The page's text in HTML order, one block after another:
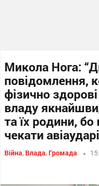
Микола Нога:
повідомлення,
фізично
владу
та їх родини,
чекати
Війна, Влада, Громада